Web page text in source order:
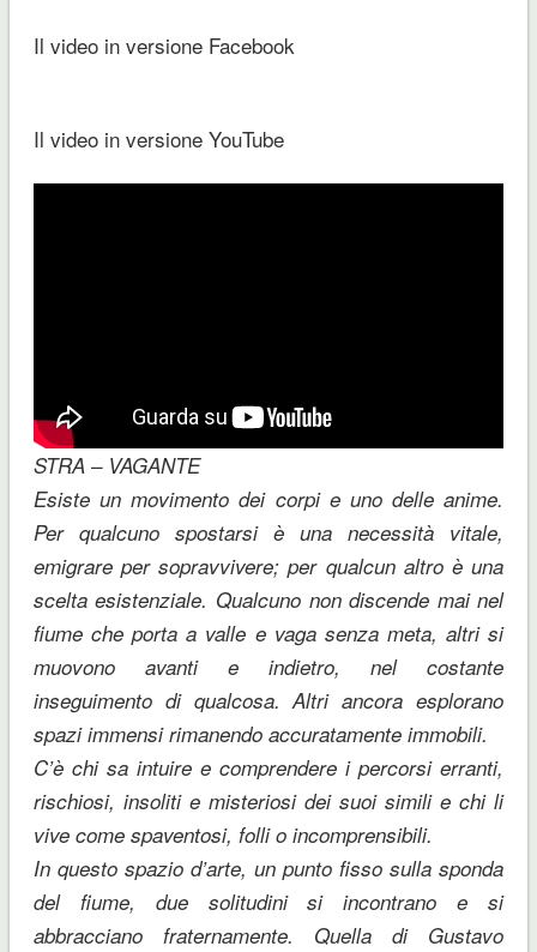
Il video in versione Facebook
Il video in versione YouTube
STRA – VAGANTE
Esiste un movimento dei corpi e uno delle anime.
Per qualcuno spostarsi è una necessità vitale,
emigrare per sopravvivere; per qualcun altro è una
scelta esistenziale. Qualcuno non discende mai nel
fiume che porta a valle e vaga senza meta, altri si
muovono avanti e indietro, nel costante
inseguimento di qualcosa. Altri ancora esplorano
spazi immensi rimanendo accuratamente immobili.
C’è chi sa intuire e comprendere i percorsi erranti,
rischiosi, insoliti e misteriosi dei suoi simili e chi li
vive come spaventosi, folli o incomprensibili.
In questo spazio d’arte, un punto fisso sulla sponda
del fiume, due solitudini si incontrano e si
abbracciano fraternamente. Quella di Gustavo